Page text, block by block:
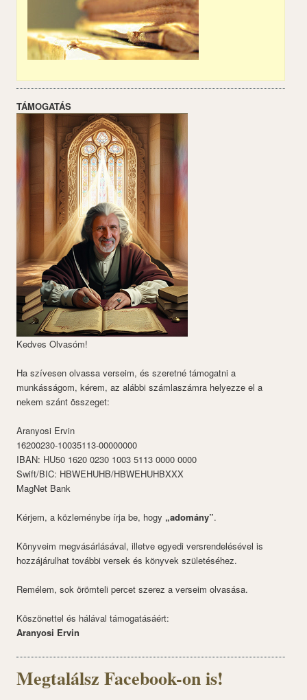
TÁMOGATÁS
Kedves Olvasóm!
Ha szívesen olvassa verseim, és szeretné támogatni a
munkásságom, kérem, az alábbi számlaszámra helyezze el a
nekem szánt összeget:
Aranyosi Ervin
16200230-10035113-00000000
IBAN: HU50 1620 0230 1003 5113 0000 0000
Swift/BIC: HBWEHUHB/HBWEHUHBXXX
MagNet Bank
Kérjem, a közleménybe írja be, hogy „adomány”.
Könyveim megvásárlásával, illetve egyedi versrendelésével is
hozzájárulhat további versek és könyvek születéséhez.
Remélem, sok örömteli percet szerez a verseim olvasása.
Köszönettel és hálával támogatásáért:
Aranyosi Ervin
Megtalálsz Facebook-on is!